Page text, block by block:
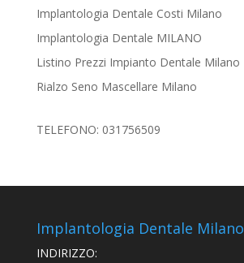
Implantologia Dentale Costi Milano
Implantologia Dentale MILANO
Listino Prezzi Impianto Dentale Milano
Rialzo Seno Mascellare Milano
TELEFONO: 031756509
Implantologia Dentale Milano
INDIRIZZO: